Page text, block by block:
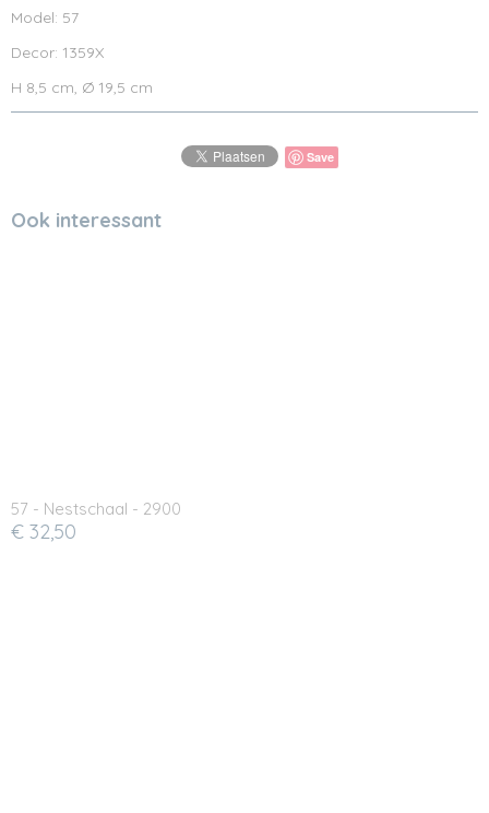
Model: 57
Decor: 1359X
H 8,5 cm, Ø 19,5 cm
Save
Ook interessant
57 - Nestschaal - 2900
€ 32,50